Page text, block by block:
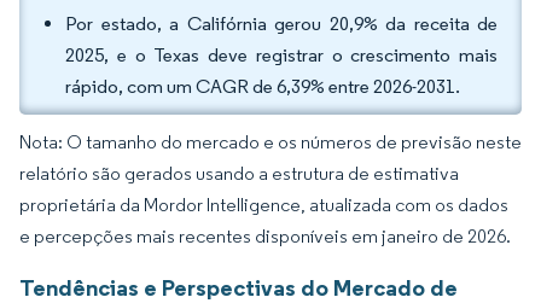
Por estado, a Califórnia gerou 20,9% da receita de
2025, e o Texas deve registrar o crescimento mais
rápido, com um CAGR de 6,39% entre 2026-2031.
Nota: O tamanho do mercado e os números de previsão neste
relatório são gerados usando a estrutura de estimativa
proprietária da Mordor Intelligence, atualizada com os dados
e percepções mais recentes disponíveis em janeiro de 2026.
Tendências e Perspectivas do Mercado de